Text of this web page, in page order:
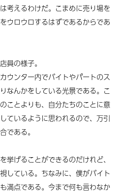
考えるわけだ。こまめに売り場を
ウロウロするはずであるからであ
の様子。
ウンター内でバイトやパートのス
なんかをしている光景である。こ
ことよりも、自分たちのことに意
ているように思われるので、万引
である。
挙げることができるのだけれど、
している。ちなみに、僕がバイト
満点である。今まで何も言わなか